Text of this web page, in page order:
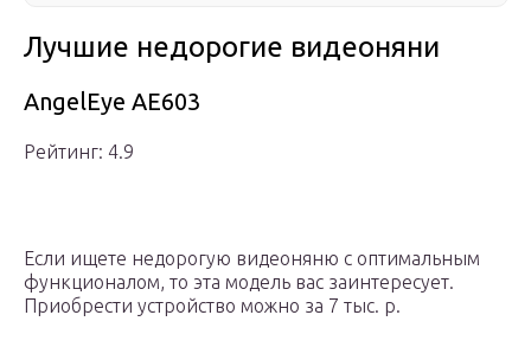
Лучшие недорогие видеоняни
AngelEye AE603
Рейтинг: 4.9
Если ищете недорогую видеоняню с оптимальным
функционалом, то эта модель вас заинтересует.
Приобрести устройство можно за 7 тыс. р.